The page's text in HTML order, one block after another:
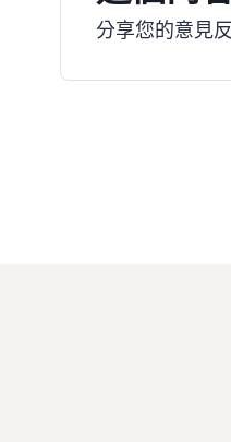
分享您的意見